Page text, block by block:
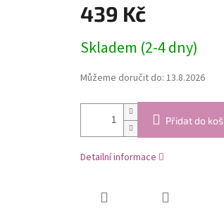
439 Kč
cena:
Skladem (2-4 dny)
Můžeme doručit do: 13.8.2026
Přidat do
Detailní informace